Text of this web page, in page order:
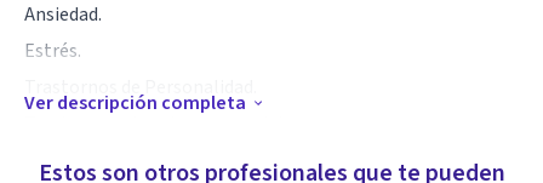
Ansiedad.
Estrés.
Trastornos Somatomorfos.
Ver descripción completa
Estos son otros profesionales que te pueden